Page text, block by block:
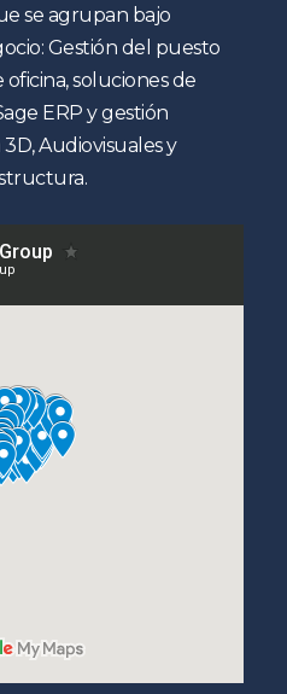
se agrupan bajo
Gestión del puesto
soluciones de
ERP y gestión
Audiovisuales y